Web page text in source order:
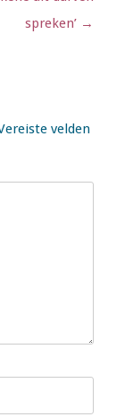
spreken’ →
velden